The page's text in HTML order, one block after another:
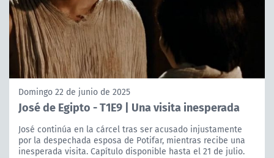
Domingo 22 de junio de 2025
José de Egipto - T1E9 | Una visita inesperada
José continúa en la cárcel tras ser acusado injustamente
por la despechada esposa de Potifar, mientras recibe una
inesperada visita. Capítulo disponible hasta el 21 de julio.